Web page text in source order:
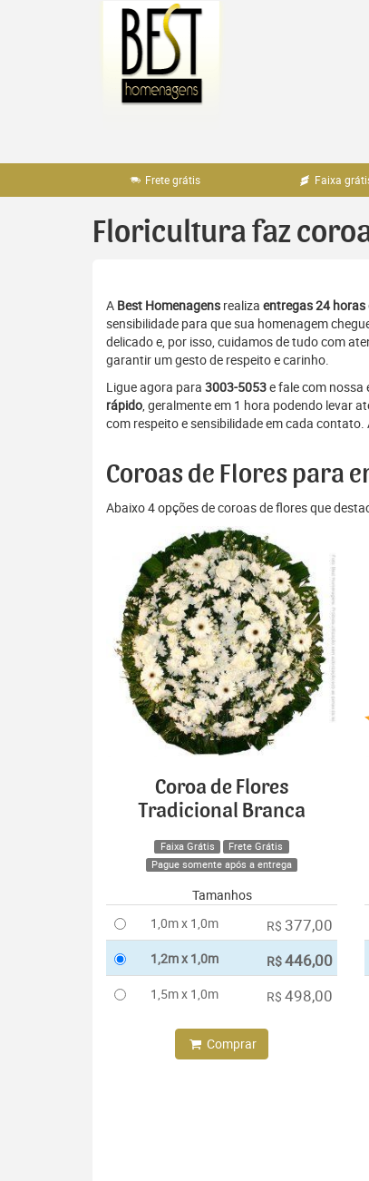
Frete grátis Faixa
Floricultura faz
A Best Homenagens realiza entregas 24
sensibilidade para que sua homenagem
delicado e, por isso, cuidamos de tudo com
garantir um gesto de respeito e carinho.
Ligue agora para 3003-5053e fale com nossa
rápido, geralmente em 1 hora podendo levar
com respeito e sensibilidade em cada
Coroas de Flores para
Abaixo 4 opções de coroas de flores que
Coroa de Flores
Tradicional Branca
Faixa Grátis
Frete Grátis
Pague somente após a entrega
Tamanhos
1,0m x 1,0m
R$ 377,00
1,2m x 1,0m R$446,00
1,5m x 1,0m R$ 498,00
Comprar